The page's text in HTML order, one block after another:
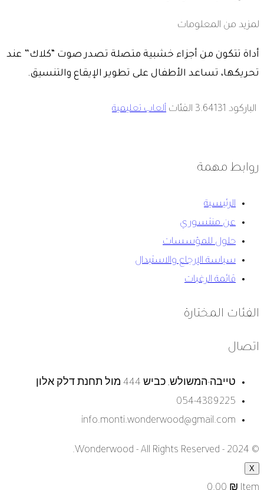
لمزيد من المعلومات
أداة تتكون من أجزاء خشبية متصلة تصدر صوت “كلاك” عند
تحريكها، تساعد الأطفال على تطوير الإيقاع والتنسيق.
الباركود 3.64131 الفئات ألعاب تعليمية
روابط مهمة
الرئيسية
عن منتسوري
حلول للمؤسسات
سياسة الإرجاع والاستبدال
قائمة الرغبات
الفئات المختارة
اتصال
טייבה-המשולש, כביש 444 מול תחנת דלק אלון
054-4389225
info.monti.wonderwood@gmail.com
© 2024 - Wonderwood - All Rights Reserved.
X